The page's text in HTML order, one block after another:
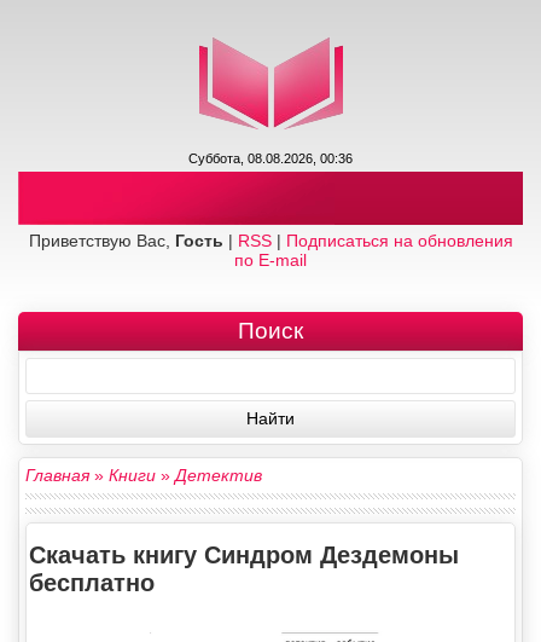
Суббота, 08.08.2026, 00:36
Приветствую Вас, Гость | RSS| Подписаться на обновления
по E-mail
Поиск
Главная» Книги »Детектив
Скачать книгу Синдром Дездемоны
бесплатно